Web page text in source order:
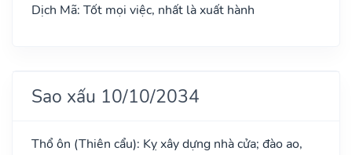
Dịch Mã: Tốt mọi việc, nhất là xuất hành
Sao xấu 10/10/2034
Thổ ôn (Thiên cẩu): Kỵ xây dựng nhà cửa; đào ao,